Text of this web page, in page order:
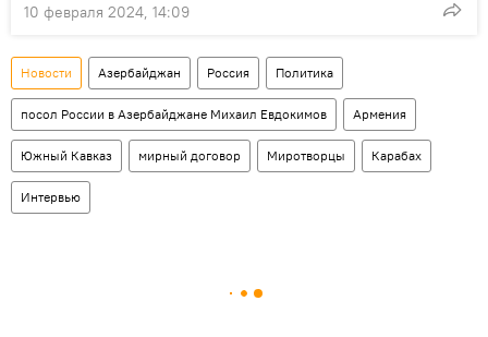
10 февраля 2024, 14:09
Новости Азербайджан Россия Политика
посол России в Азербайджане Михаил Евдокимов Армения
Южный Кавказ мирный договор Миротворцы Карабах
Интервью